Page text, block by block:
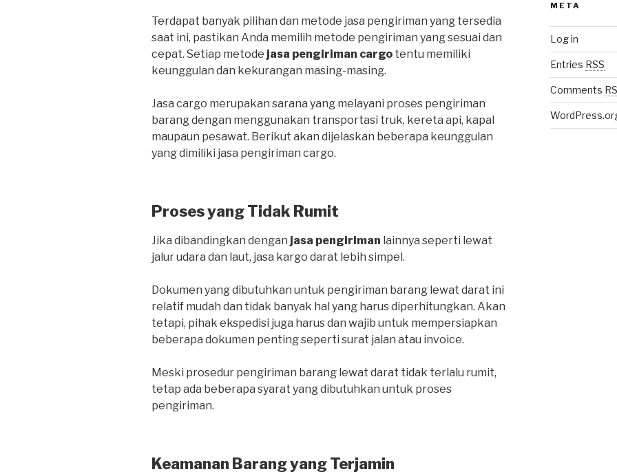
Terdapat banyak pilihan dan metode jasa pengiriman yang tersedia
saat ini, pastikan Anda memilih metode pengiriman yang sesuai dan
cepat. Setiap metode jasa pengiriman cargo tentu memiliki
keunggulan dan kekurangan masing-masing.
Jasa cargo merupakan sarana yang melayani proses pengiriman
barang dengan menggunakan transportasi truk, kereta api, kapal
maupaun pesawat. Berikut akan dijelaskan beberapa keunggulan
yang dimiliki jasa pengiriman cargo.
Proses yang Tidak Rumit
Jika dibandingkan dengan jasa pengiriman lainnya seperti lewat
jalur udara dan laut, jasa kargo darat lebih simpel.
Dokumen yang dibutuhkan untuk pengiriman barang lewat darat ini
relatif mudah dan tidak banyak hal yang harus diperhitungkan. Akan
tetapi, pihak ekspedisi juga harus dan wajib untuk mempersiapkan
beberapa dokumen penting seperti surat jalan atau invoice.
Meski prosedur pengiriman barang lewat darat tidak terlalu rumit,
tetap ada beberapa syarat yang dibutuhkan untuk proses
pengiriman.
Keamanan Barang yang Terjamin
META
Log in
Entries RSS
Comments